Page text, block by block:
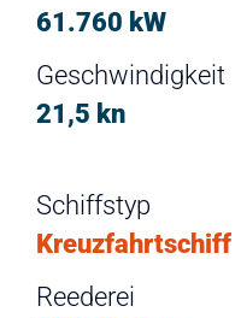
61.760 kW
Geschwindigkeit
21,5 kn
Schiffstyp
Kreuzfahrtschiff
Reederei